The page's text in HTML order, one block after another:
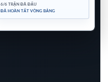
6/6 TRẬN ĐÃ ĐẤU
ĐÃ HOÀN TẤT VÒNG BẢNG